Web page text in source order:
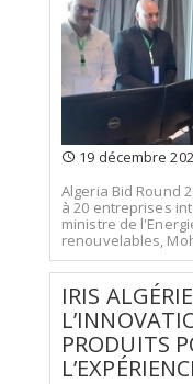
19 décembre
Algeria Bid Round
à 20 entreprises
ministre de
renouvelables,
IRIS
PRODUITS